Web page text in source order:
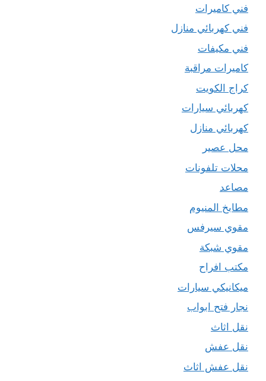
فني كاميرات
فني كهربائي منازل
فني مكيفات
كاميرات مراقبة
كراج الكويت
كهربائي سيارات
كهربائي منازل
محل عصير
محلات تلفونات
مصاعد
مطابخ المنيوم
مقوي سيرفس
مقوي شبكة
مكتب افراح
ميكانيكي سيارات
نجار فتح ابواب
نقل اثاث
نقل عفش
نقل عفش اثاث